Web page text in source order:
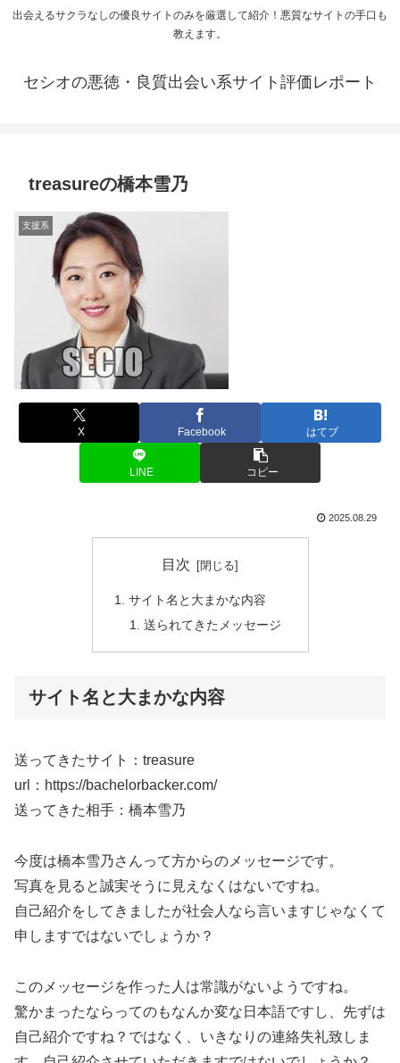
出会えるサクラなしの優良サイトのみを厳選して紹介！悪質なサイトの手口も
教えます。
セシオの悪徳・良質出会い系サイト評価レポート
treasureの橋本雪乃
支援系
X Facebook はてブ
LINE コピー
2025.08.29
目次
サイト名と大まかな内容
送られてきたメッセージ
サイト名と大まかな内容
送ってきたサイト：treasure
url：https://bachelorbacker.com/
送ってきた相手：橋本雪乃
今度は橋本雪乃さんって方からのメッセージです。
写真を見ると誠実そうに見えなくはないですね。
自己紹介をしてきましたが社会人なら言いますじゃなくて
申しますではないでしょうか？
このメッセージを作った人は常識がないようですね。
驚かまったならってのもなんか変な日本語ですし、先ずは
自己紹介ですね？ではなく、いきなりの連絡失礼致しま